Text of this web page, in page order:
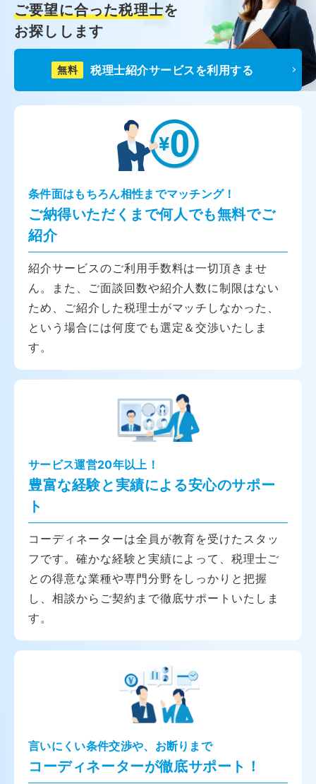
ご要望に合った税理士を
お探しします
無料 税理士紹介サービスを利用する
条件面はもちろん相性までマッチング！
ご納得いただくまで何人でも無料でご
紹介
紹介サービスのご利用手数料は一切頂きませ
ん。また、ご面談回数や紹介人数に制限はない
ため、ご紹介した税理士がマッチしなかった、
という場合には何度でも選定＆交渉いたしま
す。
サービス運営20年以上！
豊富な経験と実績による安心のサポー
ト
コーディネーターは全員が教育を受けたスタッ
フです。確かな経験と実績によって、税理士ご
との得意な業種や専門分野をしっかりと把握
し、相談からご契約まで徹底サポートいたしま
す。
言いにくい条件交渉や、お断りまで
コーディネーターが徹底サポート！